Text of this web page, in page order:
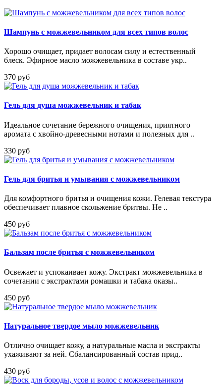
Шампунь с можжевельником для всех типов волос
Хорошо очищает, придает волосам силу и естественный
блеск. Эфирное масло можжевельника в составе укр..
370 руб
Гель для душа можжевельник и табак
Идеальное сочетание бережного очищения, приятного
аромата с хвойно-древесными нотами и полезных для ..
330 руб
Гель для бритья и умывания с можжевельником
Для комфортного бритья и очищения кожи. Гелевая текстура
обеспечивает плавное скольжение бритвы. Не ..
450 руб
Бальзам после бритья с можжевельником
Освежает и успокаивает кожу. Экстракт можжевельника в
сочетании с экстрактами ромашки и табака оказы..
450 руб
Натуральное твердое мыло можжевельник
Отлично очищает кожу, а натуральные масла и экстракты
ухаживают за ней. Сбалансированный состав прид..
430 руб